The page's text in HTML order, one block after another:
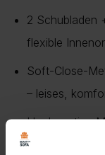
2 Schubladen
flexible
Soft-Close-
– leises,
Hochwertige
MDF-